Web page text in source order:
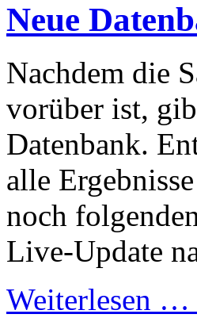
Neue
Nachdem die
vorüber ist,
Datenbank.
alle
noch
Live-Update
Weiterlesen …